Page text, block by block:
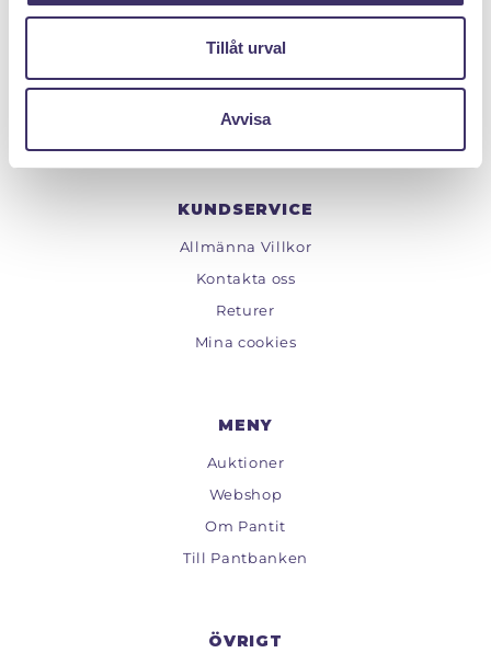
Tillåt urval
Avvisa
Epost :info@pantit.se
Telefontider: Mån - Fre, 09:00 - 17:00
KUNDSERVICE
Allmänna Villkor
Kontakta oss
Returer
Mina cookies
MENY
Auktioner
Webshop
Om Pantit
Till Pantbanken
ÖVRIGT